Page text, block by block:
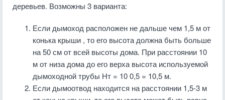
деревьев. Возможны 3 варианта:
Если дымоход расположен не дальше чем 1,5 м от
конька крыши , то его высота должна быть больше
на 50 см от всей высоты дома. При расстоянии 10
м от низа дома до его верха высота используемой
дымоходной трубы Нт = 10 0,5 = 10,5 м.
Если дымоотвод находится на расстоянии 1,5-3 м